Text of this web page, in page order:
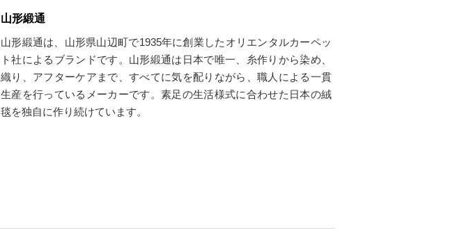
山形緞通
山形緞通は、山形県山辺町で1935年に創業したオリエンタルカーペッ
ト社によるブランドです。山形緞通は日本で唯一、糸作りから染め、
織り、アフターケアまで、すべてに気を配りながら、職人による一貫
生産を行っているメーカーです。素足の生活様式に合わせた日本の絨
毯を独自に作り続けています。